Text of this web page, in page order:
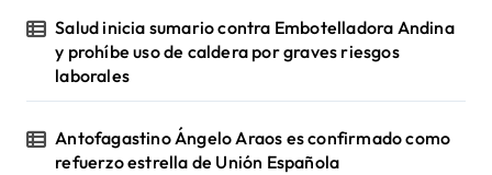
Salud inicia sumario contra Embotelladora Andina
y prohíbe uso de caldera por graves riesgos
laborales
Antofagastino Ángelo Araos es confirmado como
refuerzo estrella de Unión Española